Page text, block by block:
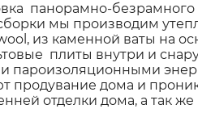
панорамно-безрамного
мы производим
из каменной ваты на
плиты внутри и
пароизоляционными
дома и
отделки дома, а так